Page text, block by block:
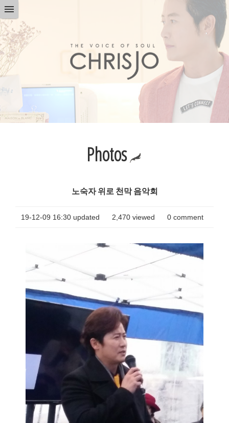
Photos
노숙자 위로 천막 음악회
19-12-09 16:30 updated 2,470viewed 0comment